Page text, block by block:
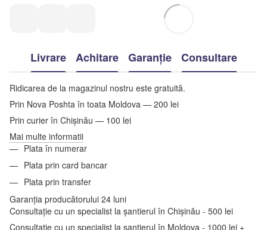
Livrare Achitare Garanție Consultare
Ridicarea de la magazinul nostru este gratuită.
Prin Nova Poshta în toata Moldova — 200 lei
Prin curier în Chișinău — 100 lei
Mai multe informatii
Plata în numerar
Plata prin card bancar
Plata prin transfer
Garanția producătorului 24 luni
Consultație cu un specialist la șantierul în Chișinău - 500 lei
Consultație cu un specialist la șantierul în Moldova - 1000 lei +